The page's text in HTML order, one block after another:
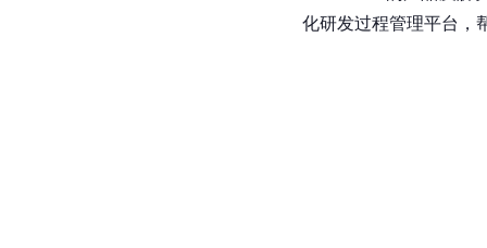
化研发过程管理平台，